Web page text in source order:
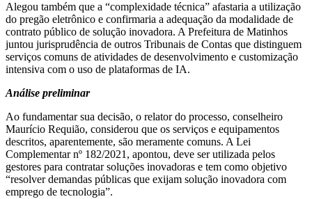
Alegou também que a “complexidade técnica” afastaria a utilização
do pregão eletrônico e confirmaria a adequação da modalidade de
contrato público de solução inovadora. A Prefeitura de Matinhos
juntou jurisprudência de outros Tribunais de Contas que distinguem
serviços comuns de atividades de desenvolvimento e customização
intensiva com o uso de plataformas de IA.
Análise preliminar
Ao fundamentar sua decisão, o relator do processo, conselheiro
Maurício Requião, considerou que os serviços e equipamentos
descritos, aparentemente, são meramente comuns. A Lei
Complementar nº 182/2021, apontou, deve ser utilizada pelos
gestores para contratar soluções inovadoras e tem como objetivo
“resolver demandas públicas que exijam solução inovadora com
emprego de tecnologia”.